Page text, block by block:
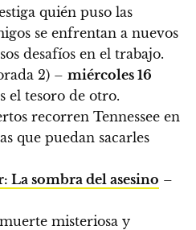
quién puso las
se enfrentan a nuevos
desafíos en el trabajo.
2) – miércoles 16
el tesoro de otro.
recorren Tennessee en
que puedan sacarles
La sombra del asesino –
misteriosa y